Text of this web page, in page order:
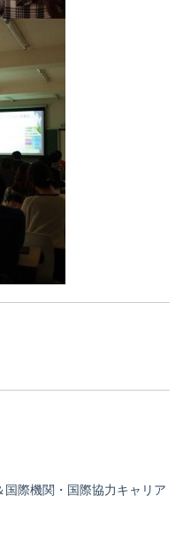
際機関・国際協力キャリア